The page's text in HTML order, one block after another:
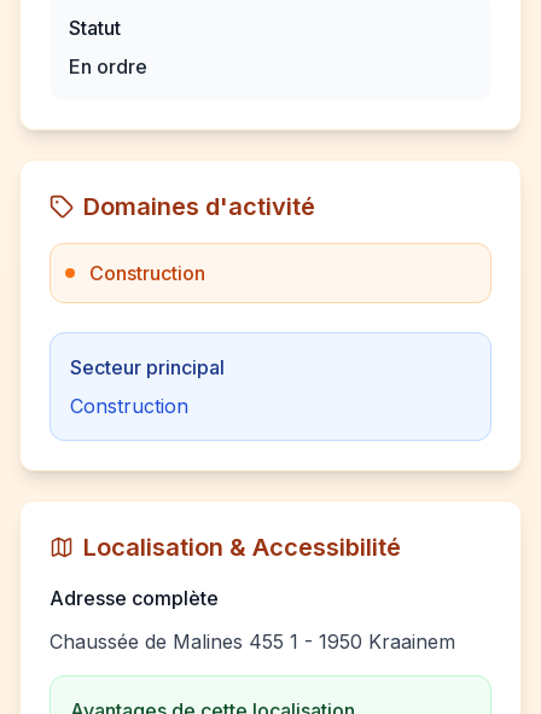
Statut
En ordre
Domaines d'activité
Construction
Secteur principal
Construction
Localisation & Accessibilité
Adresse complète
Chaussée de Malines 455 1 - 1950 Kraainem